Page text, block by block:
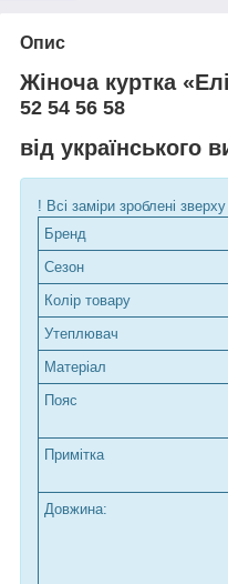
Опис
Жіноча куртка
52 54 56 58
від українського
! Всі заміри зроблені
Бренд
Сезон
Колір товару
Утеплювач
Матеріал
Пояс
Примітка
Довжина: